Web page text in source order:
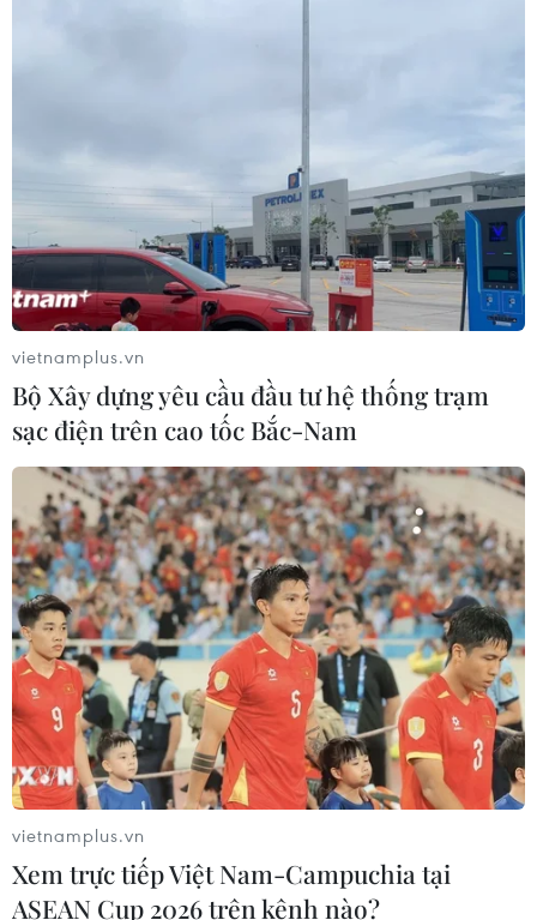
vietnamplus.vn
Bộ Xây dựng yêu cầu đầu tư hệ thống trạm
sạc điện trên cao tốc Bắc-Nam
vietnamplus.vn
Xem trực tiếp Việt Nam-Campuchia tại
ASEAN Cup 2026 trên kênh nào?